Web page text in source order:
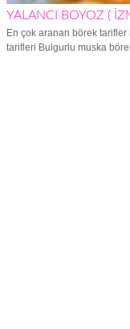
YALANCI BOYOZ (
En çok aranan börek
tarifleri Bulgurlu muska